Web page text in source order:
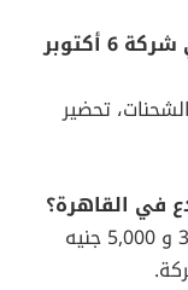
ما هي مهام عمال المستودعات في شركة 6 أكتوبر
تحضير
في القاهرة؟
يتراوح الراتب لعامل المستودع بين 3,000 و 5,000 جنيه